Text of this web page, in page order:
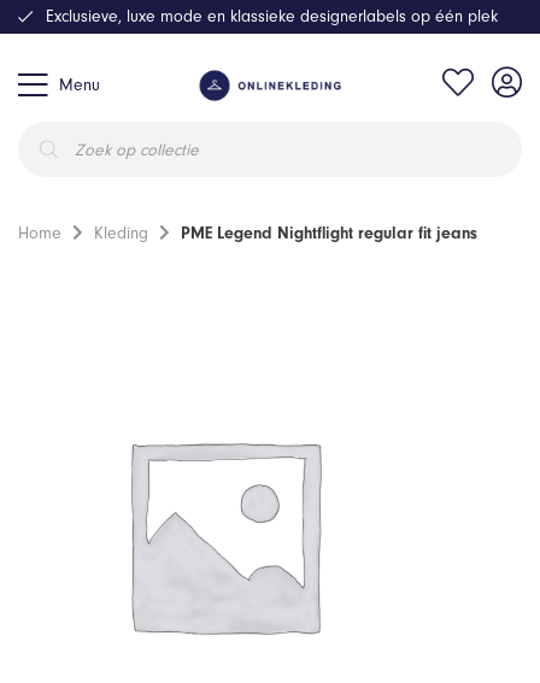
Menu
zoeken
Exclusieve, luxe mode en klassieke designerlabels op één plek
Home Kleding PME Legend Nightflight regular fit jeans